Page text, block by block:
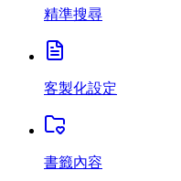
精準搜尋
客製化設定
書籤內容